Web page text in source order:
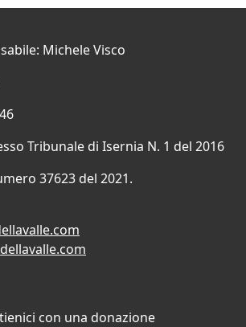
Michele Visco
Tribunale di Isernia N. 1 del 2016
37623 del 2021.
con una donazione